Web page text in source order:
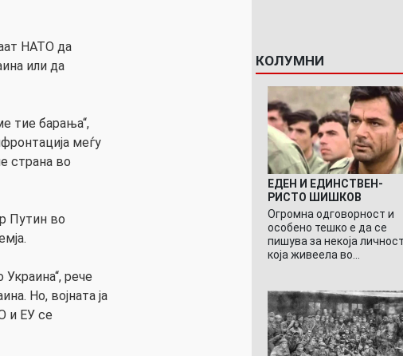
НАТО да
или да
тие барања“,
меѓу
страна во
Путин во
Украина“, рече
Но, војната ја
и ЕУ се
КОЛУМНИ
ЕДЕН И ЕДИНСТВЕН-
РИСТО ШИШКОВ
Огромна одговорност и
особено тешко е да се
пишува за некоја личност
која живеела во…